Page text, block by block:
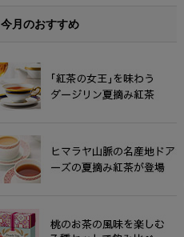
今月のおすすめ